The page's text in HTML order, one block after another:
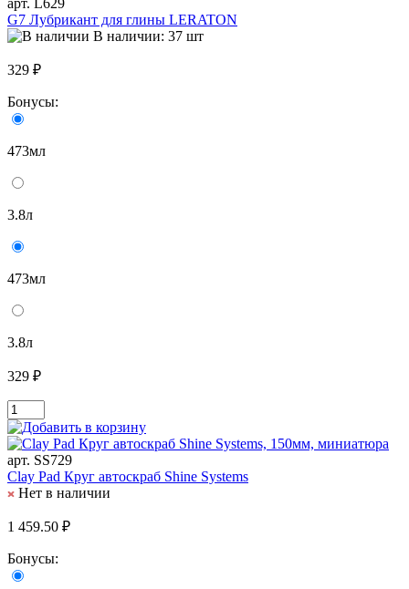
арт. L629
G7 Лубрикант для глины LERATON
В наличии: 37 шт
329 ₽
Бонусы:
473мл
3.8л
473мл
3.8л
329 ₽
арт. SS729
Clay Pad Круг автоскраб Shine Systems
Нет в наличии
1 459.50 ₽
Бонусы: